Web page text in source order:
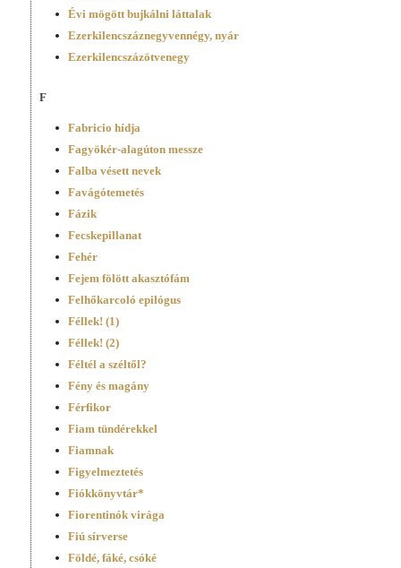
Évi mögött bujkálni láttalak
Ezerkilencszáz­negyvennégy, nyár
Ezerkilencszázötvenegy
F
Fabricio hídja
Fagyökér-alagúton messze
Falba vésett nevek
Favágótemetés
Fázik
Fecskepillanat
Fehér
Fejem fölött akasztófám
Felhőkarcoló epilógus
Féllek! (1)
Féllek! (2)
Féltél a széltől?
Fény és magány
Férfikor
Fiam tündérekkel
Fiamnak
Figyelmeztetés
Fiókkönyvtár*
Fiorentinók virága
Fiú sírverse
Földé, fáké, csóké